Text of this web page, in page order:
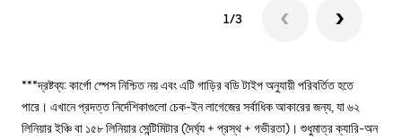
1/3
***দ্রষ্টব্য: কার্গো স্পেস নিশ্চিত নয় এবং এটি গাড়ির বডি টাইপ অনুযায়ী পরিবর্তিত হতে
পারে। এখানে প্রদত্ত নির্দেশিকাগুলো চেক-ইন লাগেজের সর্বাধিক আকারের জন্য, যা ৬২
লিনিয়ার ইঞ্চি বা ১৫৮ লিনিয়ার সেন্টিমিটার (দৈর্ঘ্য + প্রস্থ + গভীরতা)। শুধুমাত্র ক্যারি-অন